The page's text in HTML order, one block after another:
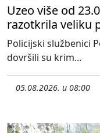
Uzeo više od
razotkrila veliku
Policijski službenici
dovršili su krim...
05.08.2026. u 08:00